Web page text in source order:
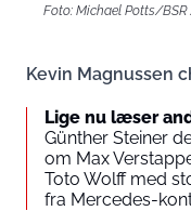
Foto: Michael Potts/
Kevin Magnussen
Lige nu læser
Günther Steiner
om Max
Toto Wolff med
fra Mercedes-